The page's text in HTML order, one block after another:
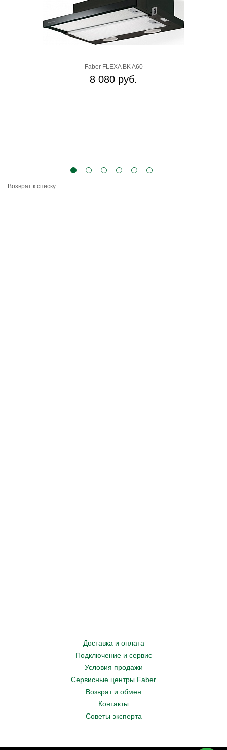
Faber FLEXA BK A60
8 080 руб.
Возврат к списку
Доставка и оплата
Подключение и сервис
Условия продажи
Сервисные центры Faber
Возврат и обмен
Контакты
Советы эксперта